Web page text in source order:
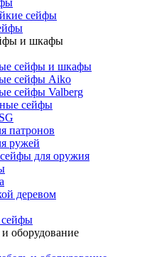
сейфы
и шкафы
сейфы и шкафы
сейфы Aiko
сейфы Valberg
сейфы
патронов
ружей
для оружия
деревом
оборудование